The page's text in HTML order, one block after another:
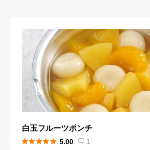
白玉フルーツポンチ
 5.00  1